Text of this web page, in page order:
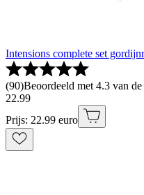
Intensions complete set
(90)Beoordeeld met 4.3 van
22.99
Prijs: 22.99 euro